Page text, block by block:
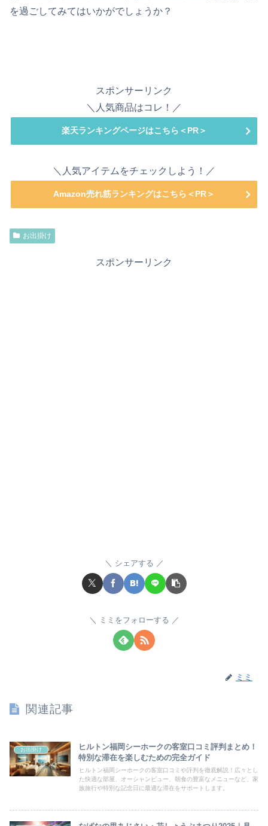
を過ごしてみてはいかがでしょうか？
スポンサーリンク
＼人気商品はコレ！／
楽天ランキングページはこちら＜PR＞
＼人気アイテムをチェックしよう！／
Amazon売れ筋ランキングはこちら＜PR＞
お出掛け
スポンサーリンク
シェアする
ミミをフォローする
ミミ
関連記事
お出掛け
ヒルトン福岡シーホークの客室口コミ評判まとめ！
特別な滞在を楽しむための完全ガイド
ヒルトン福岡シーホークの客室口コミや評判を徹底解説！広々とし
た快適な部屋、オーシャンビュー、朝食の豊富なメニューなど、家
族旅行や特別な記念日に最適な滞在をサポートします。